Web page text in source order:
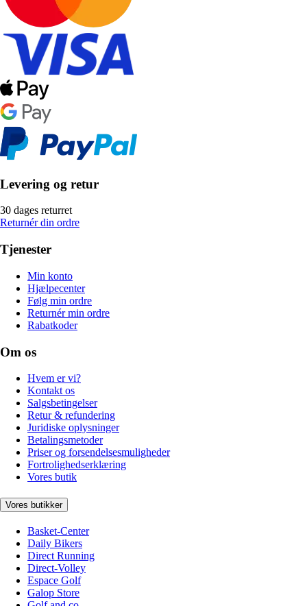
Levering og retur
30 dages returret
Returnér din ordre
Tjenester
Min konto
Hjælpecenter
Følg min ordre
Returnér min ordre
Rabatkoder
Om os
Hvem er vi?
Kontakt os
Salgsbetingelser
Retur & refundering
Juridiske oplysninger
Betalingsmetoder
Priser og forsendelsesmuligheder
Fortrolighedserklæring
Vores butik
Vores butikker
Basket-Center
Daily Bikers
Direct Running
Direct-Volley
Espace Golf
Galop Store